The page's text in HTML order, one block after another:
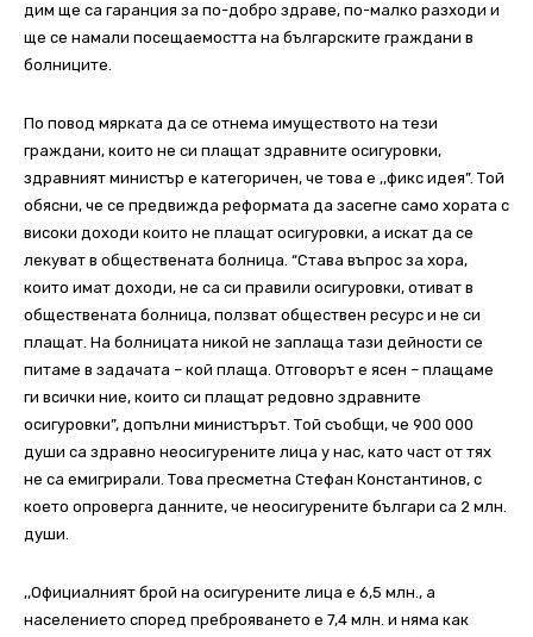
дим ще са гаранция за по-добро здраве, по-малко разходи и
ще се намали посещаемостта на българските граждани в
болниците.
По повод мярката да се отнема имуществото на тези
граждани, които не си плащат здравните осигуровки,
здравният министър е категоричен, че това е ,,фикс идея”. Той
обясни, че се предвижда реформата да засегне само хората с
високи доходи които не плащат осигуровки, а искат да се
лекуват в обществената болница. “Става въпрос за хора,
които имат доходи, не са си правили осигуровки, отиват в
обществената болница, ползват обществен ресурс и не си
плащат. На болницата никой не заплаща тази дейности се
питаме в задачата – кой плаща. Отговорът е ясен – плащаме
ги всички ние, които си плащат редовно здравните
осигуровки”, допълни министърът. Той съобщи, че 900 000
души са здравно неосигурените лица у нас, като част от тях
не са емигрирали. Това пресметна Стефан Константинов, с
което опроверга данните, че неосигурените българи са 2 млн.
души.
,,Официалният брой на осигурените лица е 6,5 млн., а
населението според преброяването е 7,4 млн. и няма как